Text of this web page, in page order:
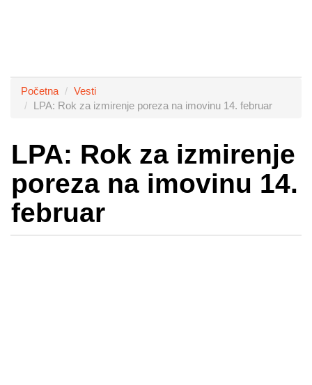
Početna
Vesti
LPA: Rok za izmirenje poreza na imovinu 14. februar
LPA: Rok za izmirenje
poreza na imovinu 14.
februar